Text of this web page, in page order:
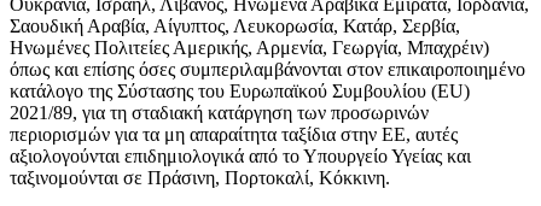
Σαουδική Αραβία, Αίγυπτος, Λευκορωσία, Κατάρ, Σερβία,
Ηνωμένες Πολιτείες Αμερικής, Αρμενία, Γεωργία, Μπαχρέιν)
όπως και επίσης όσες συμπεριλαμβάνονται στον επικαιροποιημένο
κατάλογο της Σύστασης του Ευρωπαϊκού Συμβουλίου (EU)
2021/89, για τη σταδιακή κατάργηση των προσωρινών
περιορισμών για τα μη απαραίτητα ταξίδια στην ΕΕ, αυτές
αξιολογούνται επιδημιολογικά από το Υπουργείο Υγείας και
ταξινομούνται σε Πράσινη, Πορτοκαλί, Κόκκινη.